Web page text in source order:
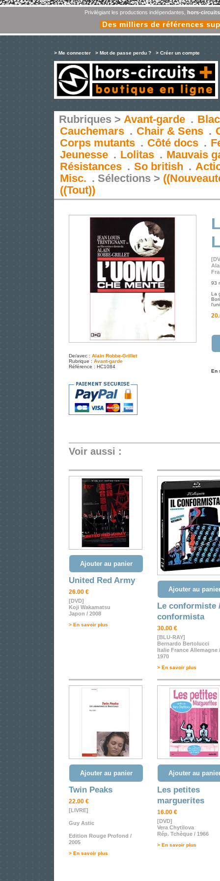
Privilégiant les productions indépendantes, hors-
Des milliers de références
> Me connecter > Mot de passe perdu ? > Créer un compte
Rubriques > Avant-garde .
Cauchemars . Chair & Sens .
Corps mutants . Côté docs .
Jeunesse . Lolitas . Mauvais
Résistances . So british .
Misc. . Sélections >
((Tout))
De/avec : Alain Robbe-Grillet
Rubrique : Avant-garde
Référence : HC1084
93
La
En
Voir aussi :
Ajouter au panier
United Red Army
26.00 €
[DVD]
Koji Wakamatsu
Japon / 2008
> En savoir plus
Ajouter au
Le conformiste
conformista
30.00 €
[BLU-RAY]
Bernardo Bertolucci
Italie France Allemagne /
1970
> En savoir plus
Ajouter au panier
Twin Peaks
22.00 €
[LIVRE]
Guy Astic
Edition Rouge Profond /
2005
> En savoir plus
Ajouter au
Les petites
marguerites
16.00 €
[DVD]
Vera Chytilova
Rép. Tchèque / 1966
> En savoir plus